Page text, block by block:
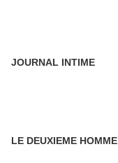
JOURNAL INTIME
LE DEUXIEME HOMME